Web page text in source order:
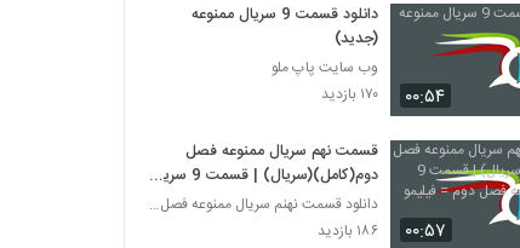
۰۰:۵۴
دانلود قسمت 9 سریال ممنوعه
(جدید)
وب سایت پاپ ملو
۱۷۰ بازدید
۰۰:۵۷
قسمت نهم سریال ممنوعه فصل
دوم(کامل)(سریال) | قسمت 9 سریال
ممنوعه فصل دوم = فیلیمو
دانلود قسمت نهنم سریال ممنوعه فصل دوم
۱۸۶ بازدید